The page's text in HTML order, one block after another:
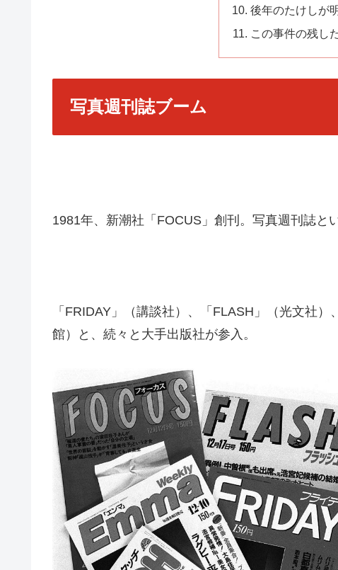
後年のたけしが
この事件の残し
写真週刊誌ブーム
1981年、新潮社「FOCUS」創刊。写真週刊誌と
「FRIDAY」（講談社）、「FLASH」（光文社
館）と、続々と大手出版社が参入。